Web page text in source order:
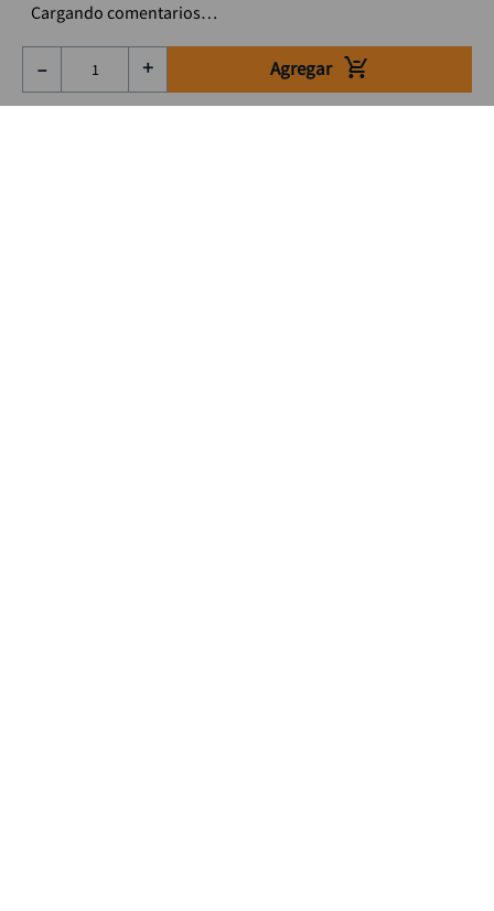
＋
－ Agregar
Cargando comentarios…